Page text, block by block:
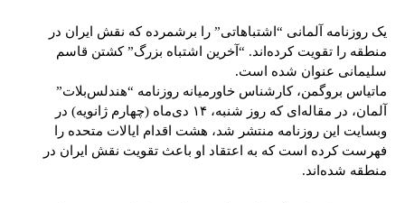
یک روزنامه آلمانی “اشتباهاتی” را برشمرده که نقش ایران در
منطقه را تقویت کرده‌اند. “آخرین اشتباه بزرگ” کشتن قاسم
سلیمانی عنوان شده است.
ماتیاس بروگمن، کارشناس خاورمیانه روزنامه “هندلس‌بلات”
آلمان، در مقاله‌ای که روز شنبه، ۱۴ دی‌ماه (چهارم ژانویه) در
وبسایت این روزنامه منتشر شد، هشت اقدام ایالات متحده را
فهرست کرده است که به اعتقاد او باعث تقویت نقش ایران در
منطقه شده‌اند.